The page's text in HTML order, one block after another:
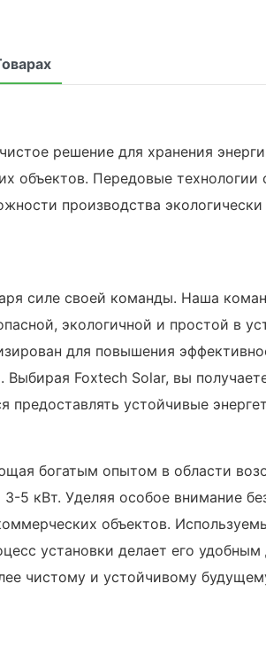
решение для хранения
объектов. Передовые технологии
производства
силе своей команды. Наша
экологичной и простой в
для повышения
Foxtech Solar, вы
устойчивые
богатым опытом в области
5 кВт. Уделяя особое внимание
объектов.
установки делает его удобным
чистому и устойчивому